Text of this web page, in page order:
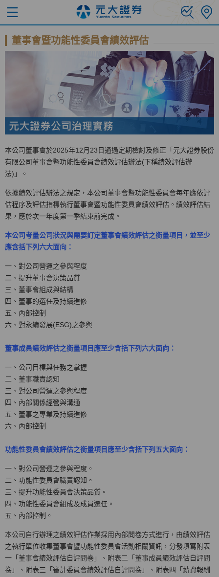
董事會暨功能性委員會績效評估
本公司董事會於2025年12月23日通過定期檢討及修正「元大證券股份
有限公司董事會暨功能性委員會績效評估辦法(下稱績效評估辦
法)」。
依據績效評估辦法之規定，本公司董事會暨功能性委員會每年應依評
估程序及評估指標執行董事會暨功能性委員會績效評估。績效評估結
果，應於次一年度第一季結束前完成。
本公司考量公司狀況與需要訂定董事會績效評估之衡量項目，並至少
應含括下列六大面向：
一、對公司營運之參與程度
二、提升董事會決策品質
三、董事會組成與結構
四、董事的選任及持續進修
五、內部控制
六、對永續發展(ESG)之參與
董事成員績效評估之衡量項目應至少含括下列六大面向：
一、公司目標與任務之掌握
二、董事職責認知
三、對公司營運之參與程度
四、內部關係經營與溝通
五、董事之專業及持續進修
六、內部控制
功能性委員會績效評估之衡量項目應至少含括下列五大面向：
一、對公司營運之參與程度。
二、功能性委員會職責認知。
三、提升功能性委員會決策品質。
四、功能性委員會組成及成員選任。
五、內部控制。
本公司自行辦理之績效評估作業採用內部問卷方式進行，由績效評估
之執行單位收集董事會暨功能性委員會活動相關資訊，分發填寫附表
一「董事會績效評估自評問卷」、附表二「董事成員績效評估自評問
卷」、附表三「審計委員會績效評估自評問卷」、附表四「薪資報酬